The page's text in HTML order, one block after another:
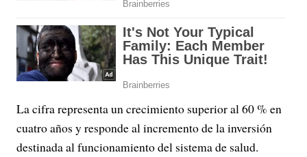
La cifra representa un crecimiento superior al 60 % en
cuatro años y responde al incremento de la inversión
destinada al funcionamiento del sistema de salud.